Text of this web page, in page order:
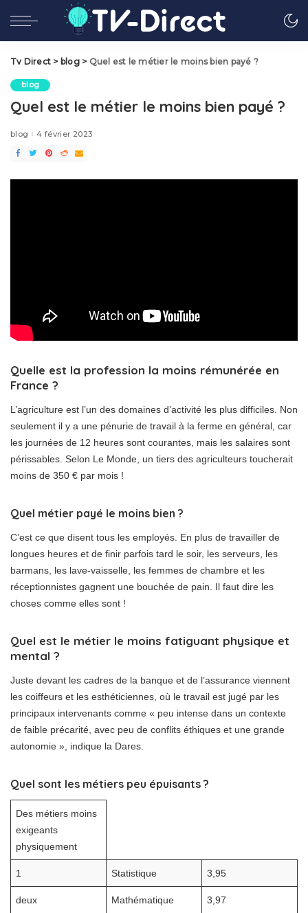
Tv Direct > blog> Quel est le métier le moins bien payé ?
blog
Quel est le métier le moins bien payé ?
blog 4 février 2023
Quelle est la profession la moins rémunérée en
France ?
L’agriculture est l’un des domaines d’activité les plus difficiles. Non
seulement il y a une pénurie de travail à la ferme en général, car
les journées de 12 heures sont courantes, mais les salaires sont
périssables. Selon Le Monde, un tiers des agriculteurs toucherait
moins de 350 € par mois !
Quel métier payé le moins bien ?
C’est ce que disent tous les employés. En plus de travailler de
longues heures et de finir parfois tard le soir, les serveurs, les
barmans, les lave-vaisselle, les femmes de chambre et les
réceptionnistes gagnent une bouchée de pain. Il faut dire les
choses comme elles sont !
Quel est le métier le moins fatiguant physique et
mental ?
Juste devant les cadres de la banque et de l’assurance viennent
les coiffeurs et les esthéticiennes, où le travail est jugé par les
principaux intervenants comme « peu intense dans un contexte
de faible précarité, avec peu de conflits éthiques et une grande
autonomie », indique la Dares.
Quel sont les métiers peu épuisants ?
Des métiers moins
exigeants
physiquement
1 Statistique 3,95
deux Mathématique 3,97